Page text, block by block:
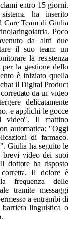
entro 15 giorni.
ha inserito
Care Team di Giulia
Poco
da altri due
il suo team: un
la resistenza
la gestione dello
è iniziato quella
il Digital Product
da un video
delicatamente
e applichi le gocce
video". Il mattino
automatica: "Oggi
di farmaco.
Giulia ha seguito le
brevi video dei suoi
dottore ha risposto
corretta. Il dolore è
frequenza delle
tramite messaggi
a entrambi di
barriera linguistica o